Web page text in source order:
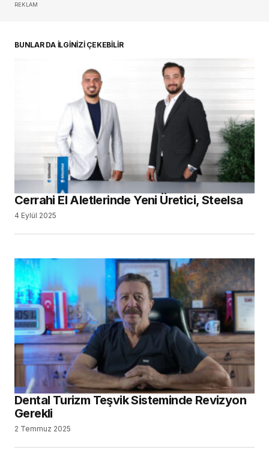
REKLAM
BUNLAR DA İLGİNİZİ ÇEKEBİLİR
Cerrahi El Aletlerinde Yeni Üretici, Steelsa
4 Eylül 2025
Dental Turizm Teşvik Sisteminde Revizyon
Gerekli
2 Temmuz 2025